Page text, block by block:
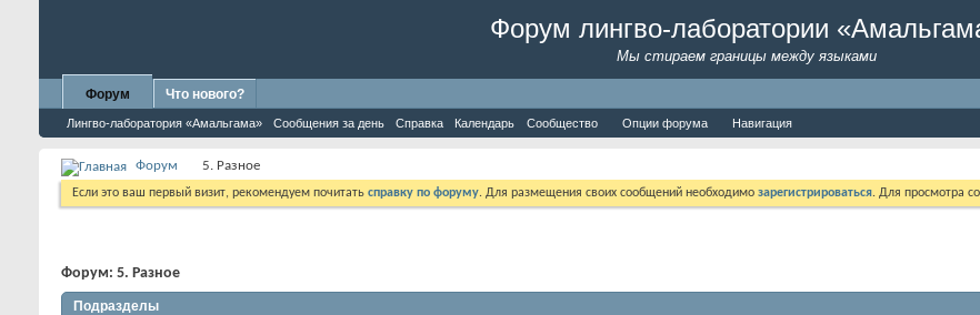
Форум лингво-лаборатории
Мы стираем границы между языками
Форум
Лингво-лаборатория «Амальгама» Сообщения за день Справка Календарь Сообщество Опции форума Навигация
Что нового?
Форум 5. Разное
Если это ваш первый визит, рекомендуем почитать справку по форуму. Для размещения своих сообщений необходимо зарегистрироваться. Для просмотра
Форум: 5. Разное
Подразделы